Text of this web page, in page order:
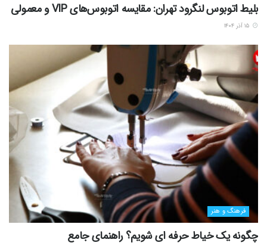
بلیط اتوبوس لنگرود تهران: مقایسه اتوبوس‌های VIP و معمولی
فرهنگ و هنر
چگونه یک خیاط حرفه ای شویم؟ راهنمای جامع